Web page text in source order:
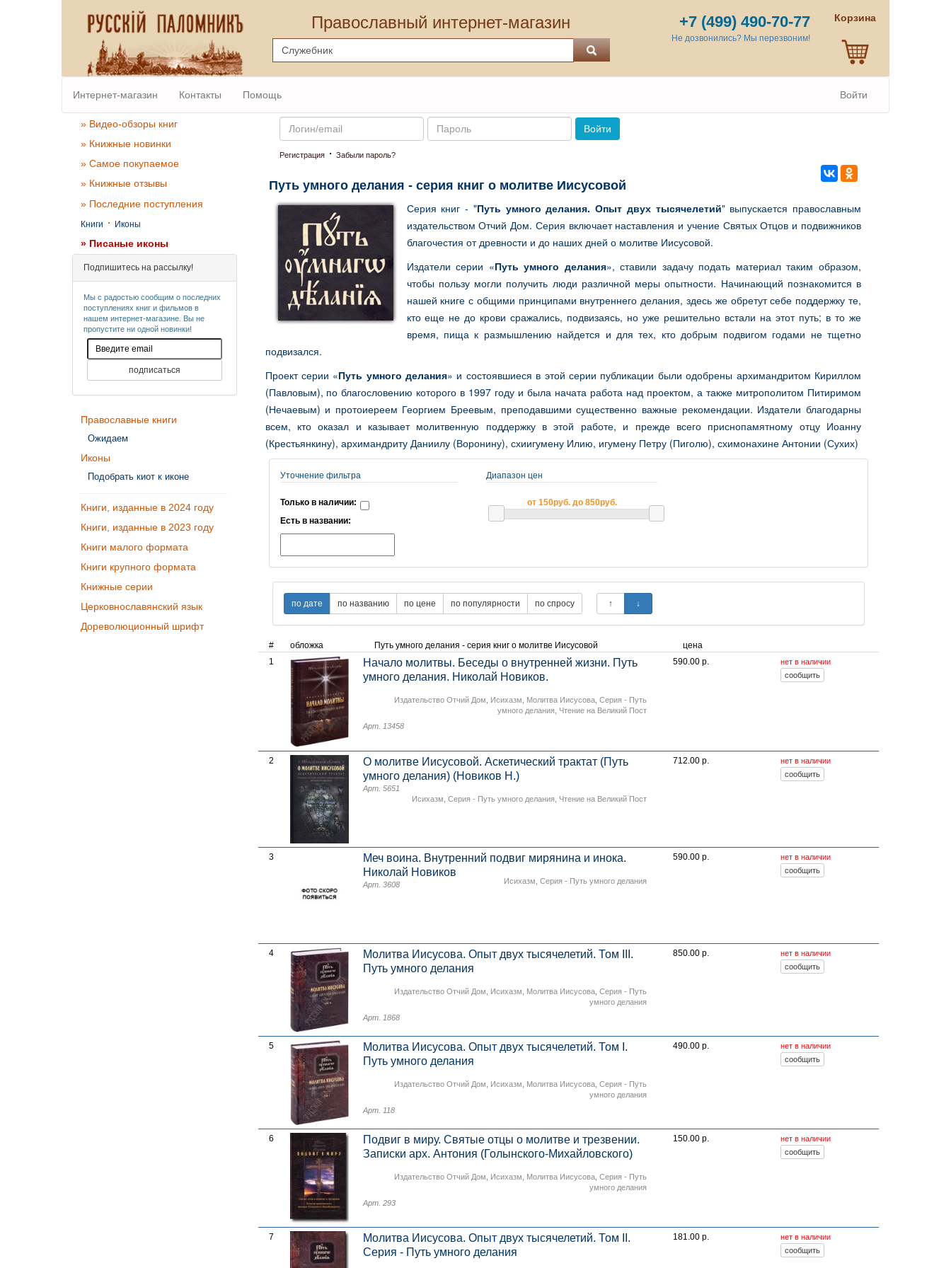
Православный интернет-магазин +7 (499) 490-70-77
Не дозвонились? Мы перезвоним!
Корзина
Интернет-магазин Контакты Помощь Войти
» Видео-обзоры книг
» Книжные новинки
» Самое покупаемое
» Книжные отзывы
» Последние поступления
Книги · Иконы
» Писаные иконы
Подпишитесь на рассылку!
Мы с радостью сообщим о последних
поступлениях книг и фильмов в
нашем интернет-магазине. Вы не
пропустите ни одной новинки!
Православные книги
Ожидаем
Иконы
Подобрать киот к иконе
Книги, изданные в 2024 году
Книги, изданные в 2023 году
Книги малого формата
Книги крупного формата
Книжные серии
Церковнославянский язык
Дореволюционный шрифт
Email Пароль
Войти
Регистрация· Забыли пароль?
Путь умного делания - серия книг о молитве Иисусовой
Серия книг - "Путь умного делания. Опыт двух тысячелетий" выпускается православным
издательством Отчий Дом. Серия включает наставления и учение Святых Отцов и подвижников
благочестия от древности и до наших дней о молитве Иисусовой.
Издатели серии «Путь умного делания», ставили задачу подать материал таким образом,
чтобы пользу могли получить люди различной меры опытности. Начинающий познакомится в
нашей книге с общими принципами внутреннего делания, здесь же обретут себе поддержку те,
кто еще не до крови сражались, подвизаясь, но уже решительно встали на этот путь; в то же
время, пища к размышлению найдется и для тех, кто добрым подвигом годами не тщетно
подвизался.
Проект серии «Путь умного делания» и состоявшиеся в этой серии публикации были одобрены архимандритом Кириллом
(Павловым), по благословению которого в 1997 году и была начата работа над проектом, а также митрополитом Питиримом
(Нечаевым) и протоиереем Георгием Бреевым, преподавшими существенно важные рекомендации. Издатели благодарны
всем, кто оказал и казывает молитвенную поддержку в этой работе, и прежде всего приснопамятному отцу Иоанну
(Крестьянкину), архимандриту Даниилу (Воронину), схиигумену Илию, игумену Петру (Пиголю), схимонахине Антонии (Сухих)
Уточнение фильтра
Только в наличии:
Есть в названии:
Диапазон цен
от 150руб. до 850руб.
# обложка Путь умного делания - серия книг о молитве Иисусовой
цена
1
Начало молитвы. Беседы о внутренней жизни. Путь
умного делания. Николай Новиков.
Издательство Отчий Дом Исихазм Молитва Иисусова ,Серия - Путь
умного делания
Чтение на Великий Пост
Арт. 13458
590.00 р. нет в наличии
2
О молитве Иисусовой. Аскетический трактат (Путь
умного делания) (Новиков Н.)
Исихазм ,Серия - Путь умного делания Чтение на Великий Пост
Арт. 5651
712.00 р. нет в наличии
3
Меч воина. Внутренний подвиг мирянина и инока.
Николай Новиков
Исихазм ,Серия - Путь умного делания
Арт. 3608
590.00 р. нет в наличии
4
Молитва Иисусова. Опыт двух тысячелетий. Том III.
Путь умного делания
Издательство Отчий Дом Исихазм Молитва Иисусова ,Серия - Путь
умного делания
Арт. 1868
850.00 р. нет в наличии
5
Молитва Иисусова. Опыт двух тысячелетий. Том I.
Путь умного делания
Издательство Отчий Дом Исихазм Молитва Иисусова ,Серия - Путь
умного делания
Арт. 118
490.00 р. нет в наличии
6
Подвиг в миру. Святые отцы о молитве и трезвении.
Записки арх. Антония (Голынского-Михайловского)
Издательство Отчий Дом Исихазм Молитва Иисусова ,Серия - Путь
умного делания
Арт. 293
150.00 р. нет в наличии
7
Молитва Иисусова. Опыт двух тысячелетий. Том II.
Серия - Путь умного делания
181.00 р. нет в наличии